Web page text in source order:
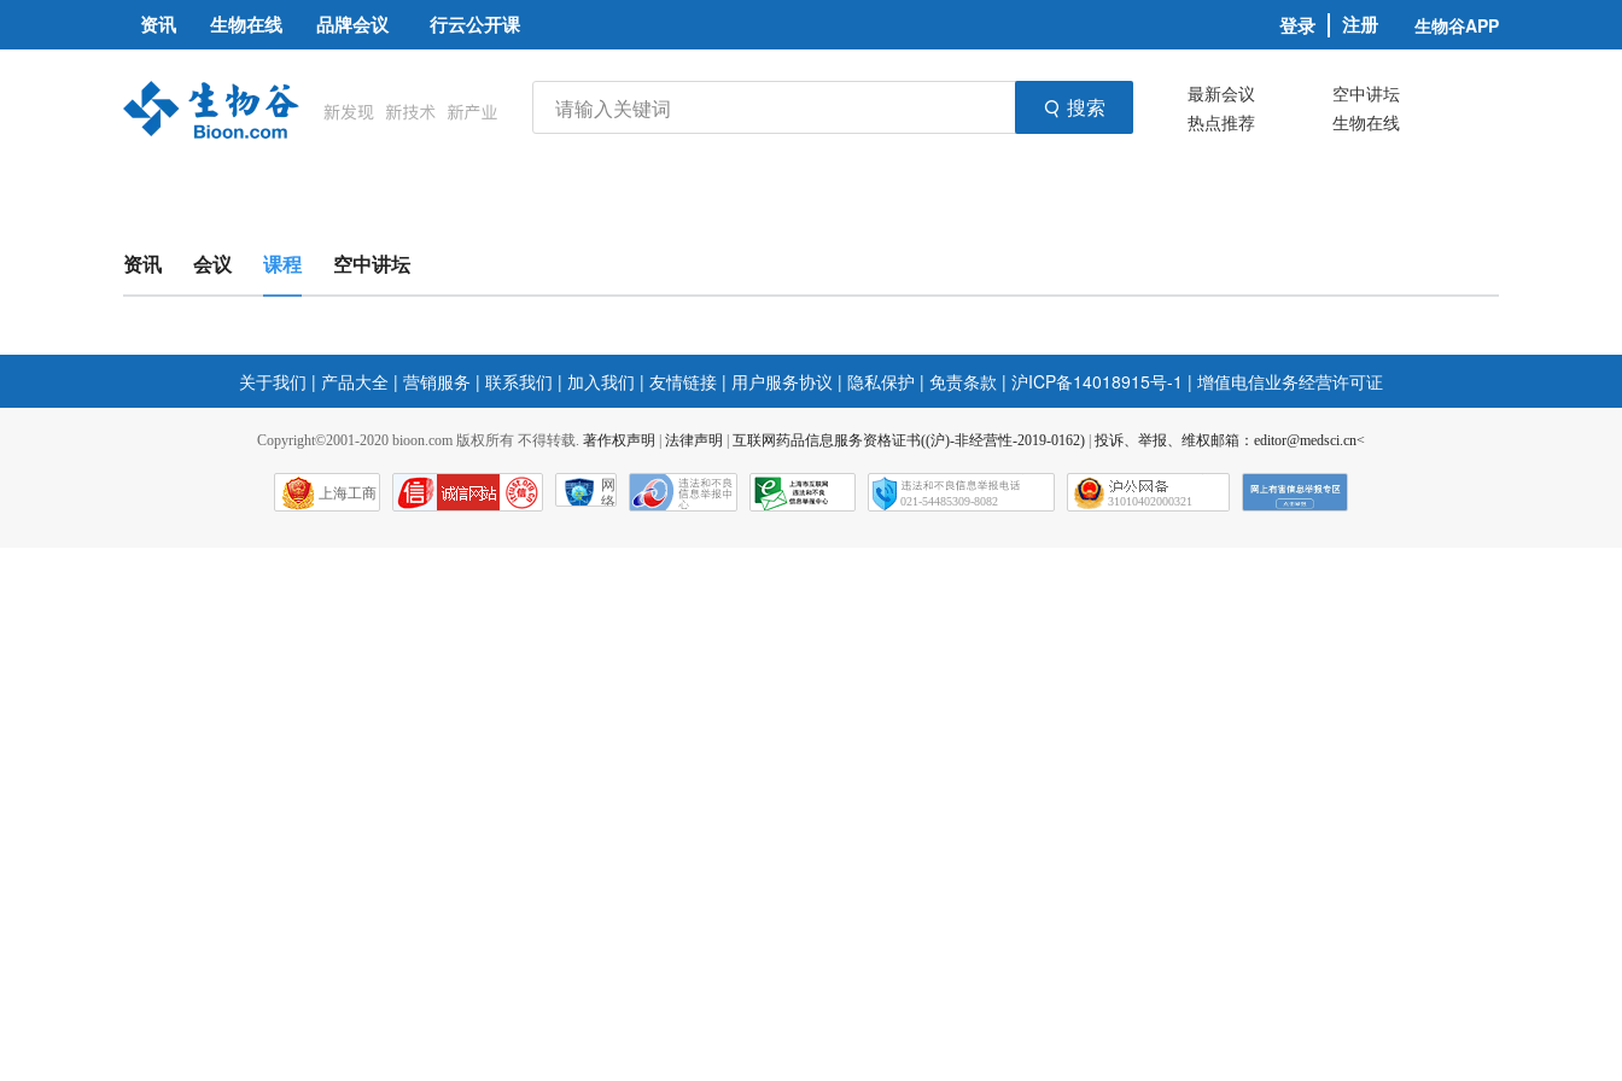
资讯 生物在线 品牌会议 行云公开课 登录 注册 生物谷APP
搜索 最新会议
空中讲坛
热点推荐
生物在线
资讯 会议 课程 空中讲坛
关于我们 | 产品大全 | 营销服务 | 联系我们 | 加入我们 | 友情链接 | 用户服务协议 | 隐私保护 | 免责条款 | 沪ICP备14018915号-1 | 增值电信业务经营许可证
Copyright©2001-2020 bioon.com 版权所有 不得转载. 著作权声明 法律声明 互联网药品信息服务资格证书((沪)-非经营性-2019-0162) 投诉、举报、维权邮箱：editor@medsci.cn<
上海工商
网
络
021-54485309-8082 31010402000321